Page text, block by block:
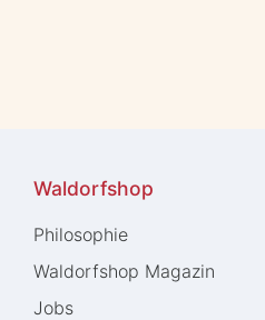
Waldorfshop
Philosophie
Waldorfshop Magazin
Jobs